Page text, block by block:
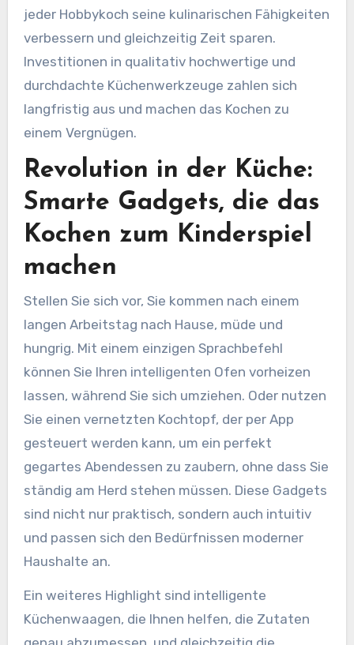
jeder Hobbykoch seine kulinarischen Fähigkeiten
verbessern und gleichzeitig Zeit sparen.
Investitionen in qualitativ hochwertige und
durchdachte Küchenwerkzeuge zahlen sich
langfristig aus und machen das Kochen zu
einem Vergnügen.
Revolution in der Küche:
Smarte Gadgets, die das
Kochen zum Kinderspiel
machen
Stellen Sie sich vor, Sie kommen nach einem
langen Arbeitstag nach Hause, müde und
hungrig. Mit einem einzigen Sprachbefehl
können Sie Ihren intelligenten Ofen vorheizen
lassen, während Sie sich umziehen. Oder nutzen
Sie einen vernetzten Kochtopf, der per App
gesteuert werden kann, um ein perfekt
gegartes Abendessen zu zaubern, ohne dass Sie
ständig am Herd stehen müssen. Diese Gadgets
sind nicht nur praktisch, sondern auch intuitiv
und passen sich den Bedürfnissen moderner
Haushalte an.
Ein weiteres Highlight sind intelligente
Küchenwaagen, die Ihnen helfen, die Zutaten